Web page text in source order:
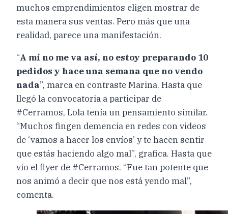
muchos emprendimientos eligen mostrar de
esta manera sus ventas. Pero más que una
realidad, parece una manifestación.
“A mí no me va así, no estoy preparando 10
pedidos y hace una semana que no vendo
nada”, marca en contraste Marina. Hasta que
llegó la convocatoria a participar de
#Cerramos, Lola tenía un pensamiento similar.
“Muchos fingen demencia en redes con videos
de ‘vamos a hacer los envíos’ y te hacen sentir
que estás haciendo algo mal”, grafica. Hasta que
vio el flyer de #Cerramos. “Fue tan potente que
nos animó a decir que nos está yendo mal”,
comenta.